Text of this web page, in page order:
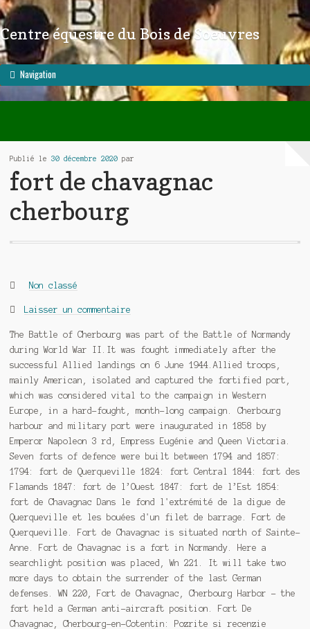
Aller à la navigation
Aller au contenu
Centre équestre du Bois de Soeuvres
Navigation
Publié le 30 décembre 2020par
fort de chavagnac
cherbourg
Catégories :
Non classé
Laisser un commentaire
The Battle of Cherbourg was part of the Battle of Normandy
during World War II.It was fought immediately after the
successful Allied landings on 6 June 1944.Allied troops,
mainly American, isolated and captured the fortified port,
which was considered vital to the campaign in Western
Europe, in a hard-fought, month-long campaign. Cherbourg
harbour and military port were inaugurated in 1858 by
Emperor Napoleon 3 rd, Empress Eugénie and Queen Victoria.
Seven forts of defence were built between 1794 and 1857:
1794: fort de Querqueville 1824: fort Central 1844: fort des
Flamands 1847: fort de l’Ouest 1847: fort de l’Est 1854:
fort de Chavagnac Dans le fond l'extrémité de la digue de
Querqueville et les bouées d'un filet de barrage. Fort de
Querqueville. Fort de Chavagnac is situated north of Sainte-
Anne. Fort de Chavagnac is a fort in Normandy. Here a
searchlight position was placed, Wn 221. It will take two
more days to obtain the surrender of the last German
defenses. WN 220, Fort de Chavagnac, Cherbourg Harbor – the
fort held a German anti-aircraft position. Fort De
Chavagnac, Cherbourg-en-Cotentin: Pozrite si recenzie